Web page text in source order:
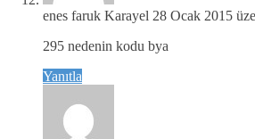
enes faruk Karayel 28 Ocak 2015
295 nedenin kodu bya
Yanıtla